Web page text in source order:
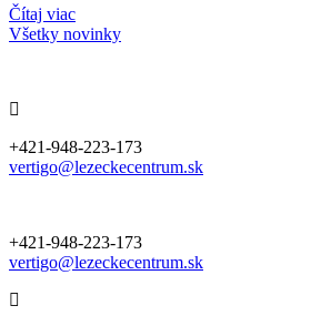
Čítaj viac
Všetky novinky
+421-948-223-173
vertigo@lezeckecentrum.sk
+421-948-223-173
vertigo@lezeckecentrum.sk